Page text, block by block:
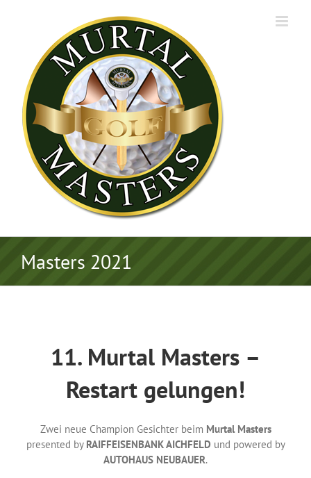
Masters 2021
11. Murtal Masters –
Restart gelungen!
Zwei neue Champion Gesichter beim Murtal Masters
presented by RAIFFEISENBANK AICHFELD und powered by
AUTOHAUS NEUBAUER.